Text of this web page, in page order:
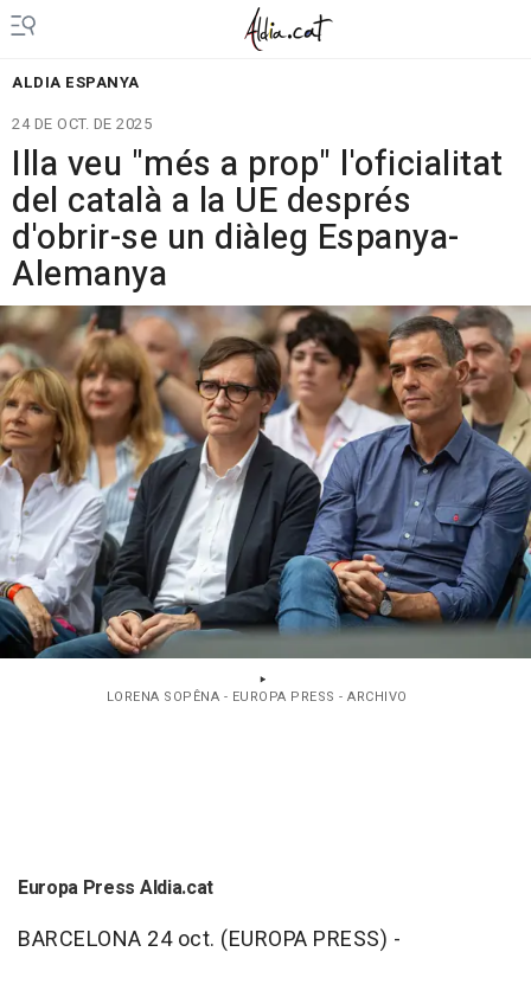
ALDIA ESPANYA
24 DE OCT. DE 2025
Illa veu "més a prop" l'oficialitat
del català a la UE després
d'obrir-se un diàleg Espanya-
Alemanya
LORENA SOPÊNA - EUROPA PRESS - ARCHIVO
Europa Press Aldia.cat
BARCELONA 24 oct. (EUROPA PRESS) -